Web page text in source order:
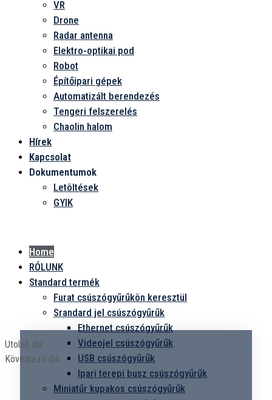
VR
Drone
Radar antenna
Elektro-optikai pod
Robot
Építőipari gépek
Automatizált berendezés
Tengeri felszerelés
Chaolin halom
Hírek
Kapcsolat
Dokumentumok
Letöltések
GYIK
Home
RÓLUNK
Standard termék
Furat csúszógyűrűkön keresztül
Srandard jel csúszógyűrűk
Ethernet csúszógyűrűk
Videojel csúszógyűrűk
USB csúszógyűrűk
Ipari terepi busz csúszógyűrűk
Miniatűr kupakos csúszógyűrűk
Utolsó dia
Következő dia